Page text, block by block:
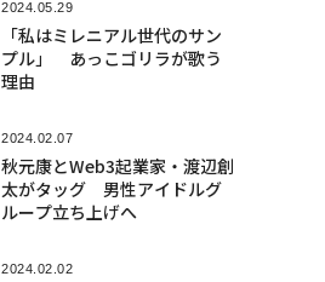
2024.05.29
「私はミレニアル世代のサン
プル」 あっこゴリラが歌う
理由
2024.02.07
秋元康とWeb3起業家・渡辺創
太がタッグ 男性アイドルグ
ループ立ち上げへ
2024.02.02